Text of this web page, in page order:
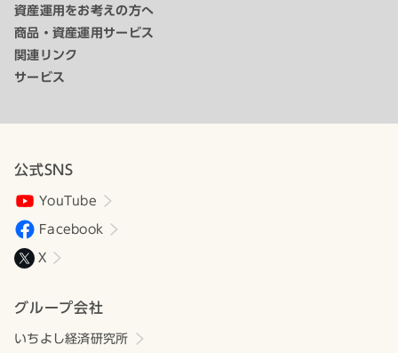
資産運用をお考えの方へ
商品・資産運用サービス
関連リンク
サービス
公式SNS
YouTube
Facebook
X
グループ会社
いちよし経済研究所